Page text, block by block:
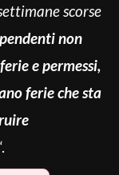
scorse
non
e permessi,
ferie che sta